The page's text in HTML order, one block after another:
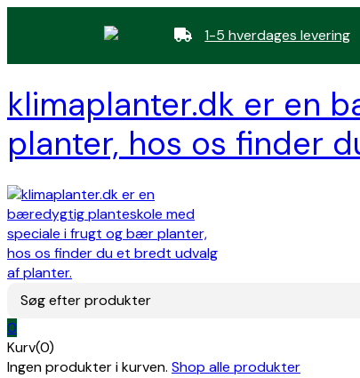
1-5 hverdages levering
klimaplanter.dk er en
planter, hos os finder
Søg efter produkter
0
Kurv(0)
Ingen produkter i kurven. Shop alle produkter